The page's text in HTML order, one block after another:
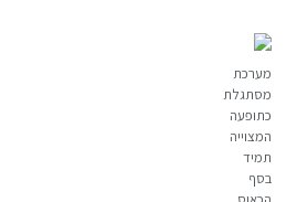
מערכת
מסתגלת
כתופעה
המצוייה
תמיד
בסף